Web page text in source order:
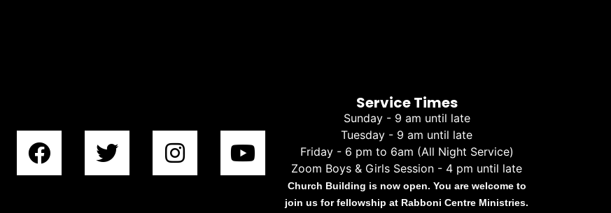
Service Times
Sunday - 9 am until late
Tuesday - 9 am until late
Friday - 6 pm to 6am (All Night Service)
Zoom Boys & Girls Session - 4 pm until late
Church Building is now open. You are welcome to
join us for fellowship at Rabboni Centre Ministries.